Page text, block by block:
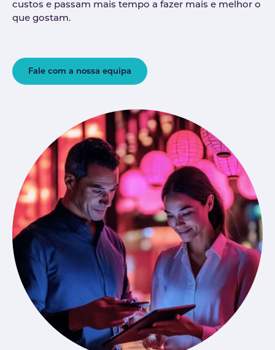
custos e passam mais tempo a fazer mais e melhor o
que gostam.
Fale com a nossa equipa